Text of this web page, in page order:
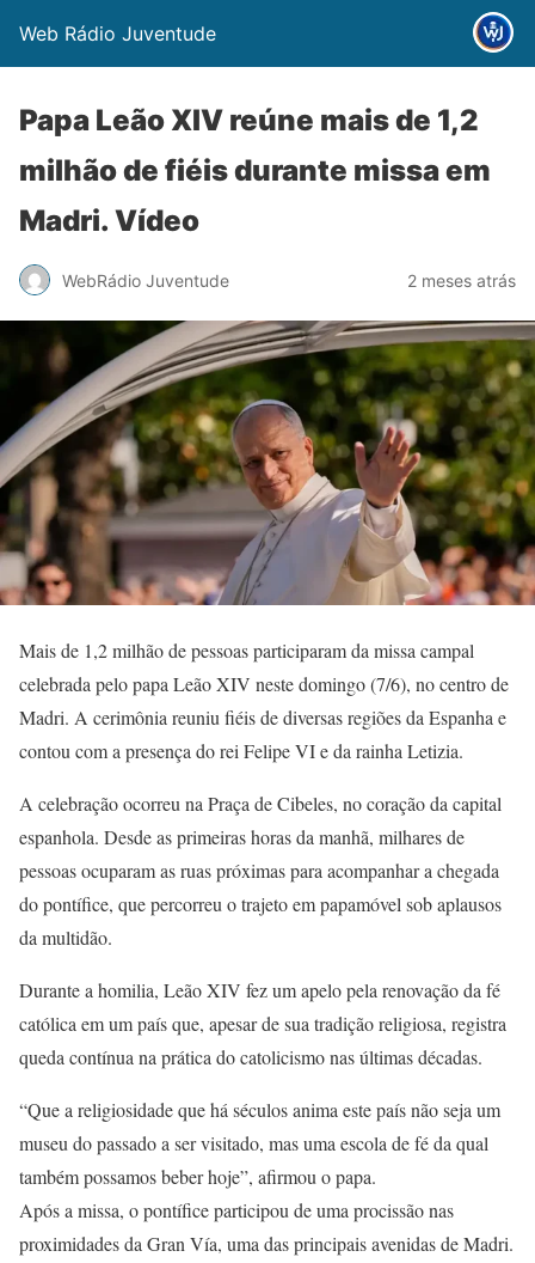
Web Rádio Juventude
Papa Leão XIV reúne mais de 1,2
milhão de fiéis durante missa em
Madri. Vídeo
WebRádio Juventude 2 meses atrás
Mais de 1,2 milhão de pessoas participaram da missa campal
celebrada pelo papa Leão XIV neste domingo (7/6), no centro de
Madri. A cerimônia reuniu fiéis de diversas regiões da Espanha e
contou com a presença do rei Felipe VI e da rainha Letizia.
A celebração ocorreu na Praça de Cibeles, no coração da capital
espanhola. Desde as primeiras horas da manhã, milhares de
pessoas ocuparam as ruas próximas para acompanhar a chegada
do pontífice, que percorreu o trajeto em papamóvel sob aplausos
da multidão.
Durante a homilia, Leão XIV fez um apelo pela renovação da fé
católica em um país que, apesar de sua tradição religiosa, registra
queda contínua na prática do catolicismo nas últimas décadas.
“Que a religiosidade que há séculos anima este país não seja um
museu do passado a ser visitado, mas uma escola de fé da qual
também possamos beber hoje”, afirmou o papa.
Após a missa, o pontífice participou de uma procissão nas
proximidades da Gran Vía, uma das principais avenidas de Madri.